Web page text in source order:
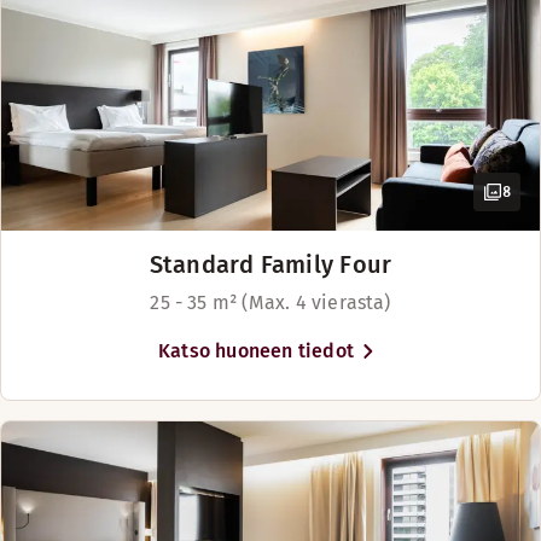
8
Standard Family Four
25 - 35 m² (Max. 4 vierasta)
Katso huoneen tiedot
Vuodevaihtoehdot
Saatavilla rajoitetusti
Vuoteet enintään 4 henkilölle